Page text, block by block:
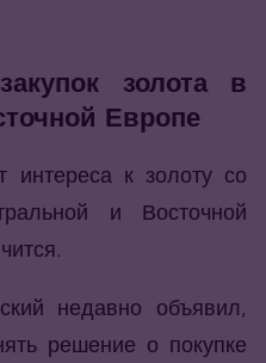
золота в
Европе
интереса к золоту со
и Восточной
недавно объявил,
решение о покупке